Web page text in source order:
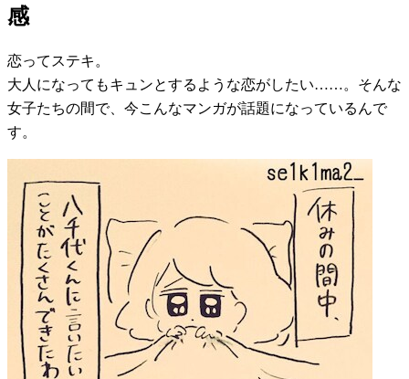
感
恋ってステキ。
大人になってもキュンとするような恋がしたい……。そんな
女子たちの間で、今こんなマンガが話題になっているんで
す。